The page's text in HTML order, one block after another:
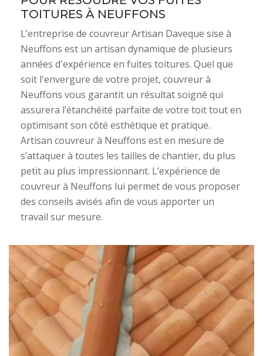
TOITURES À NEUFFONS
L’entreprise de couvreur Artisan Daveque sise à
Neuffons est un artisan dynamique de plusieurs
années d'expérience en fuites toitures. Quel que
soit l'envergure de votre projet, couvreur à
Neuffons vous garantit un résultat soigné qui
assurera l’étanchéité parfaite de votre toit tout en
optimisant son côté esthétique et pratique.
Artisan couvreur à Neuffons est en mesure de
s’attaquer à toutes les tailles de chantier, du plus
petit au plus impressionnant. L’expérience de
couvreur à Neuffons lui permet de vous proposer
des conseils avisés afin de vous apporter un
travail sur mesure.